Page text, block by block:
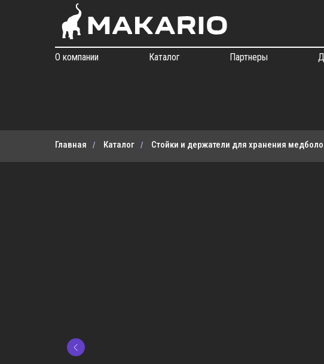
О компании Каталог Партнеры
Главная / Каталог / Стойки и держатели для хранения